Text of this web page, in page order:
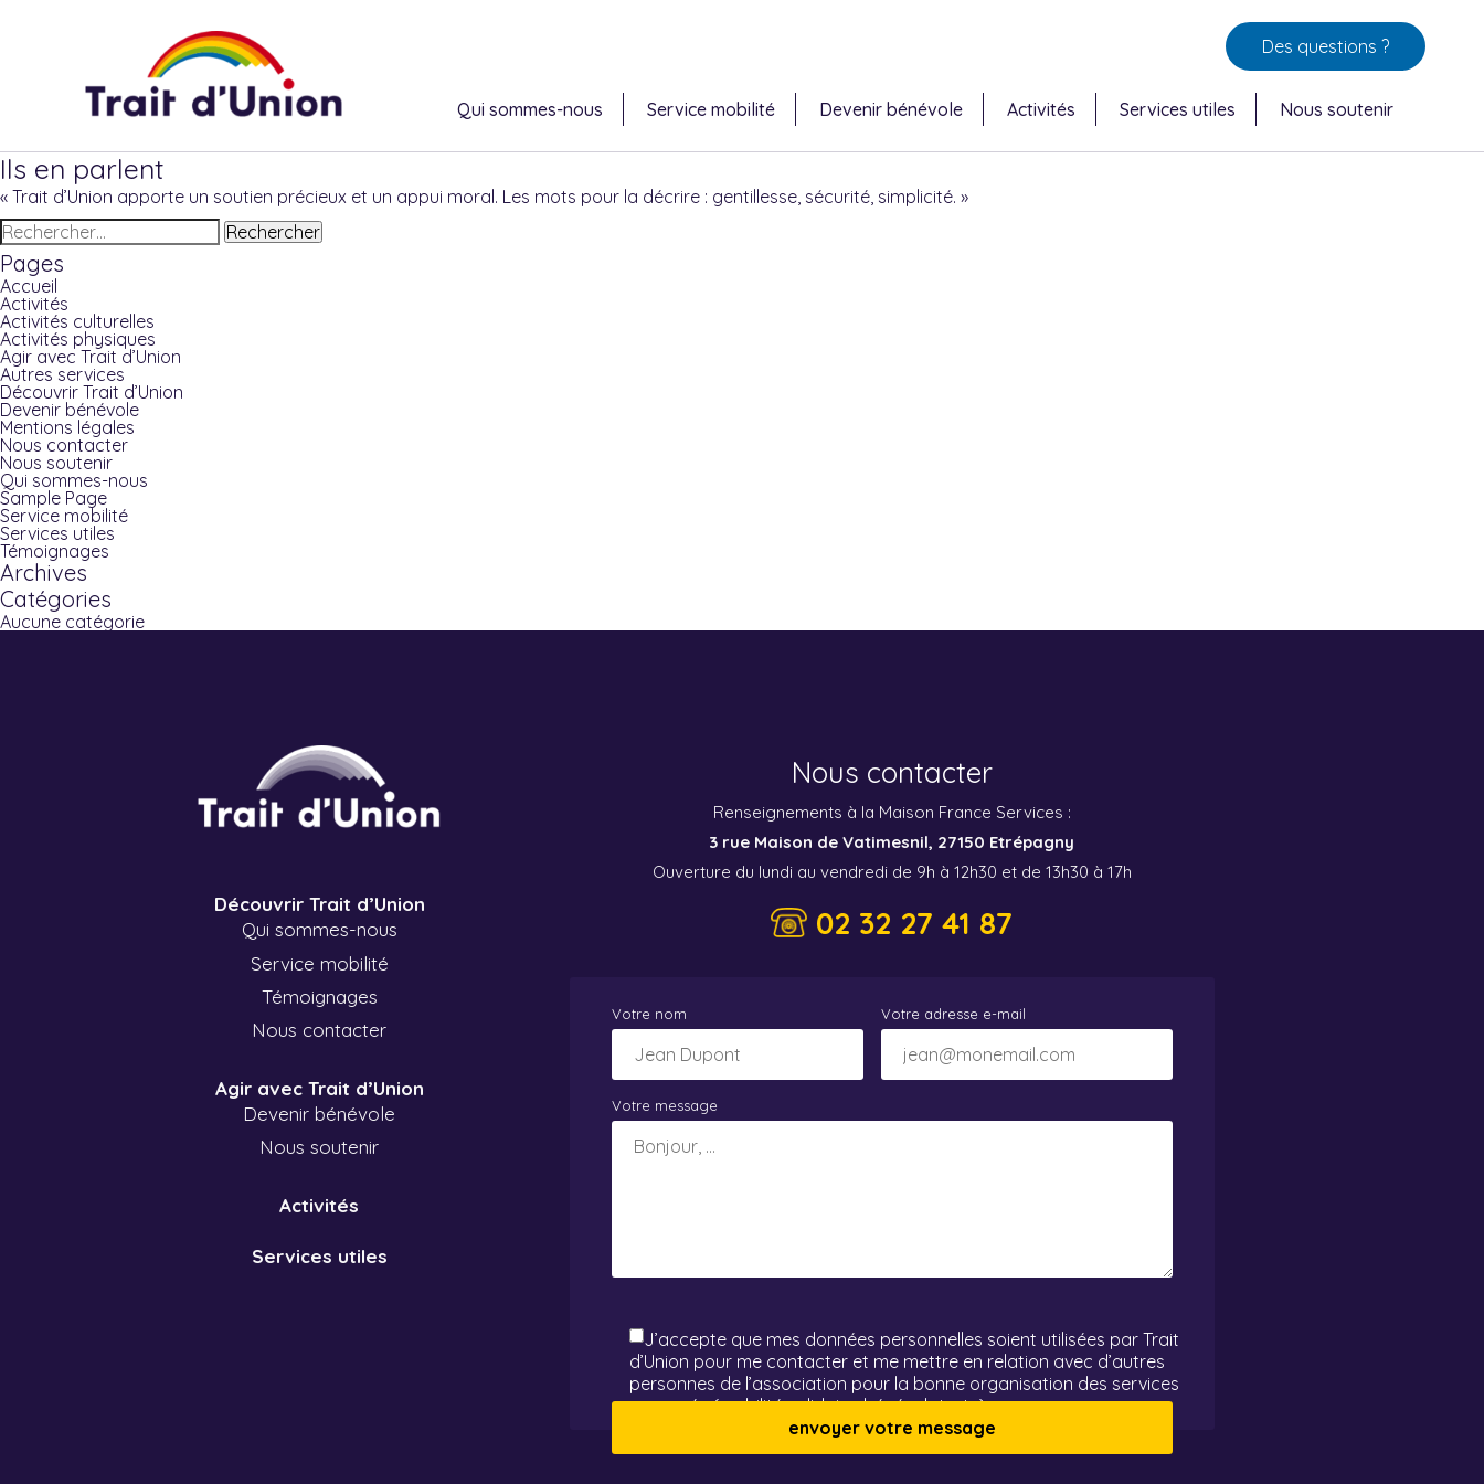
Des questions ?
Qui sommes-nous Service mobilité Devenir bénévole Activités Services utiles Nous soutenir
Ils en parlent
« Trait d’Union apporte un soutien précieux et un appui moral. Les mots pour la décrire : gentillesse, sécurité, simplicité. »
Rechercher :
Pages
Accueil
Activités
Activités culturelles
Activités physiques
Agir avec Trait d’Union
Autres services
Découvrir Trait d’Union
Devenir bénévole
Mentions légales
Nous contacter
Nous soutenir
Qui sommes-nous
Sample Page
Service mobilité
Services utiles
Témoignages
Archives
Catégories
Aucune catégorie
Découvrir Trait d’Union
Qui sommes-nous
Service mobilité
Témoignages
Nous contacter
Agir avec Trait d’Union
Devenir bénévole
Nous soutenir
Activités
Services utiles
Nous contacter
Renseignements à la Maison France Services :
3 rue Maison de Vatimesnil, 27150 Etrépagny
Ouverture du lundi au vendredi de 9h à 12h30 et de 13h30 à 17h
02 32 27 41 87
Votre nom Votre adresse e-mail
Votre message
J’accepte que mes données personnelles soient utilisées par Trait
d’Union pour me contacter et me mettre en relation avec d’autres
personnes de l’association pour la bonne organisation des services
proposés (mobilité solidaire, bénévolat, etc)